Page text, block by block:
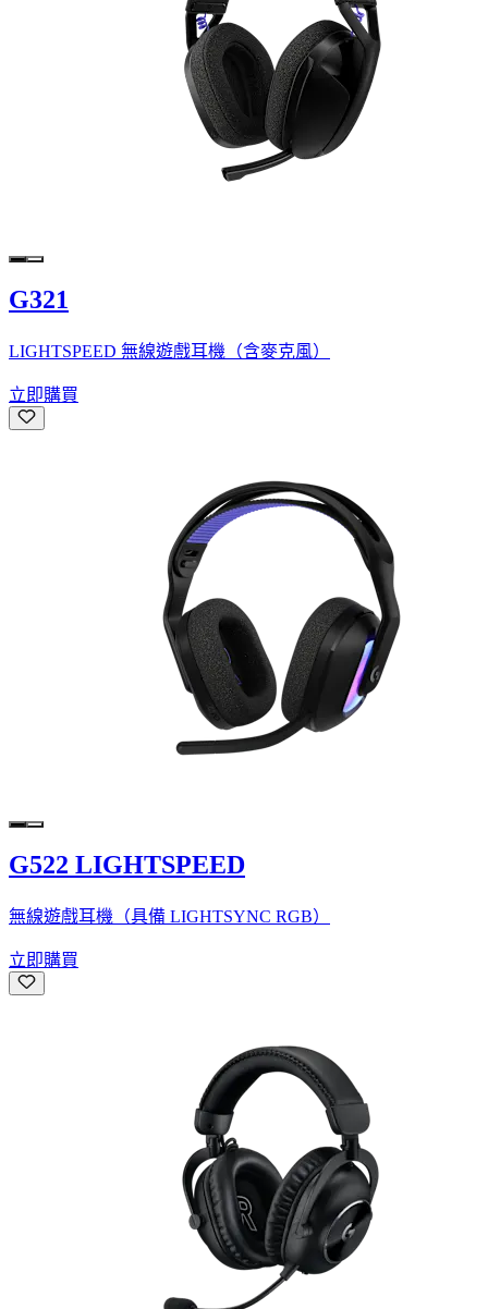
G321
LIGHTSPEED 無線遊戲耳機（含麥克風）
立即購買
G522 LIGHTSPEED
無線遊戲耳機（具備 LIGHTSYNC RGB）
立即購買